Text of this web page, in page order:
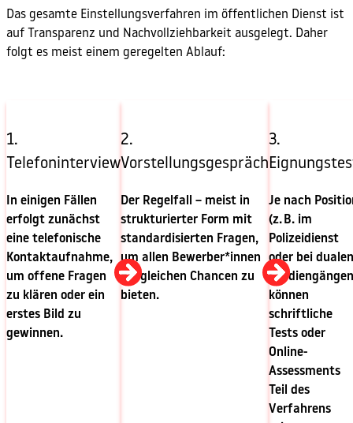
Das gesamte Einstellungsverfahren im öffentlichen Dienst ist
auf Transparenz und Nachvollziehbarkeit ausgelegt. Daher
folgt es meist einem geregelten Ablauf:
1.
Telefoninterview
In einigen Fällen
erfolgt zunächst
eine telefonische
Kontaktaufnahme,
um offene Fragen
zu klären oder ein
erstes Bild zu
gewinnen.
2.
Vorstellungsgespräch
Der Regelfall – meist in
strukturierter Form mit
standardisierten Fragen,
um allen Bewerber*innen
die gleichen Chancen zu
bieten.
3.
Je nach
(z. B. im
Polizeidienst
oder bei dualen
können
schriftliche
Tests oder
Online-
Assessments
Teil des
Verfahrens